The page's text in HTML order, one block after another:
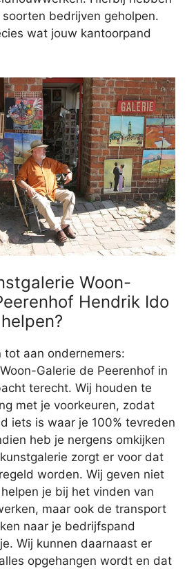
bedrijven geholpen.
wat jouw kantoorpand
Woon-
Hendrik Ido
tot aan ondernemers:
Galerie de Peerenhof in
terecht. Wij houden te
met je voorkeuren, zodat
iets is waar je 100% tevreden
heb je nergens omkijken
zorgt er voor dat
worden. Wij geven niet
je bij het vinden van
maar ook de transport
naar je bedrijfspand
Wij kunnen daarnaast er
opgehangen wordt en dat